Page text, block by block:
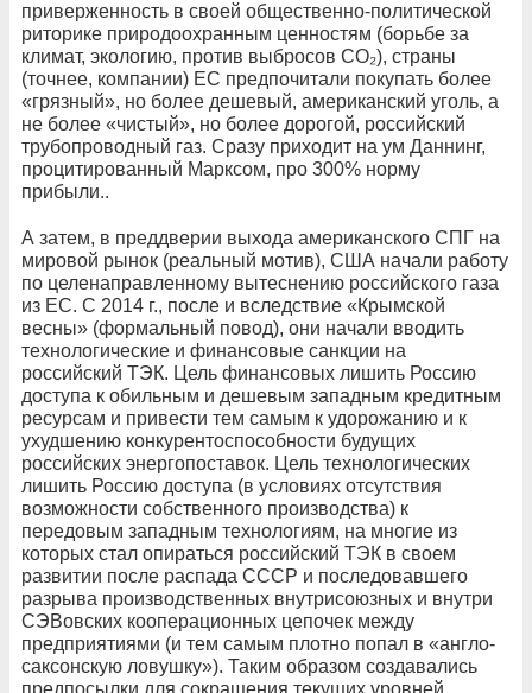
приверженность в своей общественно-политической
риторике природоохранным ценностям (борьбе за
климат, экологию, против выбросов СО₂), страны
(точнее, компании) ЕС предпочитали покупать более
«грязный», но более дешевый, американский уголь, а
не более «чистый», но более дорогой, российский
трубопроводный газ. Сразу приходит на ум Даннинг,
процитированный Марксом, про 300% норму
прибыли..
А затем, в преддверии выхода американского СПГ на
мировой рынок (реальный мотив), США начали работу
по целенаправленному вытеснению российского газа
из ЕС. С 2014 г., после и вследствие «Крымской
весны» (формальный повод), они начали вводить
технологические и финансовые санкции на
российский ТЭК. Цель финансовых лишить Россию
доступа к обильным и дешевым западным кредитным
ресурсам и привести тем самым к удорожанию и к
ухудшению конкурентоспособности будущих
российских энергопоставок. Цель технологических
лишить Россию доступа (в условиях отсутствия
возможности собственного производства) к
передовым западным технологиям, на многие из
которых стал опираться российский ТЭК в своем
развитии после распада СССР и последовавшего
разрыва производственных внутрисоюзных и внутри
СЭВовских кооперационных цепочек между
предприятиями (и тем самым плотно попал в «англо-
саксонскую ловушку»). Таким образом создавались